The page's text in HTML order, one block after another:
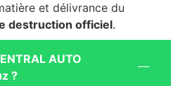
et délivrance du
destruction officiel.
AUTO
?